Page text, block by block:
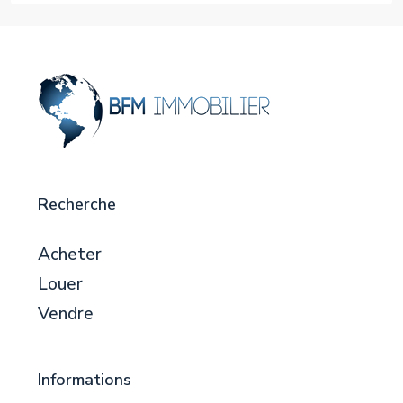
Recherche
Acheter
Louer
Vendre
Informations